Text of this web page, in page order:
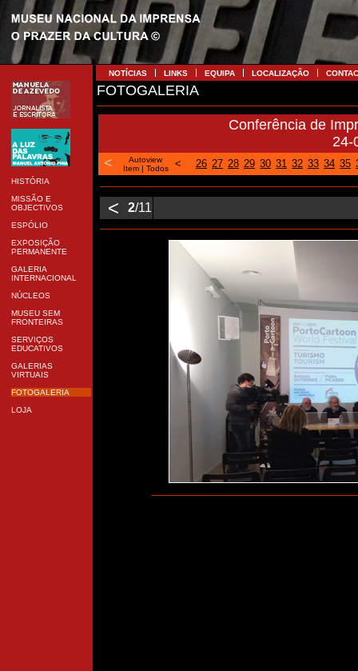
HISTÓRIA
MISSÃO E
OBJECTIVOS
ESPÓLIO
EXPOSIÇÃO
PERMANENTE
GALERIA
INTERNACIONAL
NÚCLEOS
MUSEU SEM
FRONTEIRAS
SERVIÇOS
EDUCATIVOS
GALERIAS
VIRTUAIS
FOTOGALERIA
LOJA
NOTÍCIAS LINKS EQUIPA LOCALIZAÇÃO
FOTOGALERIA
Conferência de
24-
<
Autoview
Item| Todos < 26 27 28 29 30 31 32 33 34 35
< 2/11